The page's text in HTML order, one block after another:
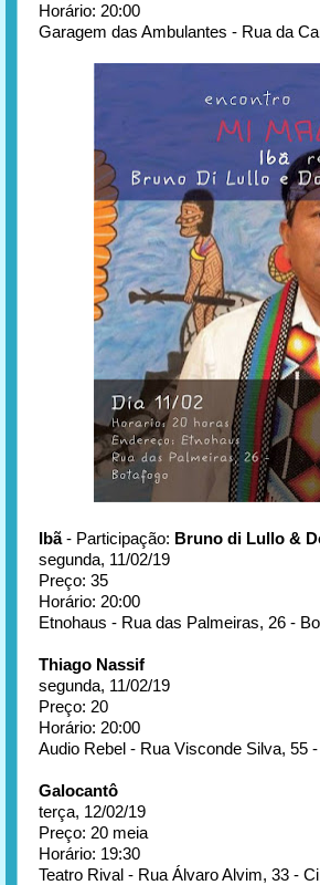
Horário: 20:00
Garagem das Ambulantes - Rua da
Ibã- Participação: Bruno di Lullo &
segunda, 11/02/19
Preço: 35
Horário: 20:00
Etnohaus - Rua das Palmeiras, 26 -
Thiago Nassif
segunda, 11/02/19
Preço: 20
Horário: 20:00
Audio Rebel - Rua Visconde Silva, 55
Galocantô
terça, 12/02/19
Preço: 20 meia
Horário: 19:30
Teatro Rival - Rua Álvaro Alvim, 33 -